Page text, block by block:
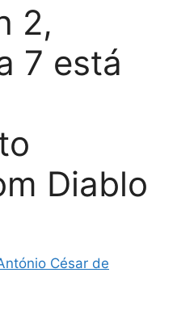
2,
7 está
Diablo
César de